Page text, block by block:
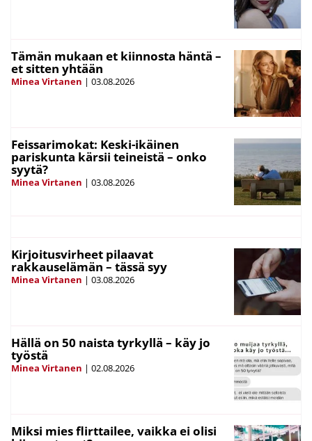
Tämän mukaan et kiinnosta häntä –
et sitten yhtään
Minea Virtanen | 03.08.2026
Feissarimokat: Keski-ikäinen
pariskunta kärsii teineistä – onko
syytä?
Minea Virtanen | 03.08.2026
Kirjoitusvirheet pilaavat
rakkauselämän – tässä syy
Minea Virtanen | 03.08.2026
Hällä on 50 naista tyrkyllä – käy jo
työstä
Minea Virtanen | 02.08.2026
Miksi mies flirttailee, vaikka ei olisi